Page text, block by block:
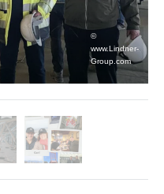
©
www.Lindner-
Group.com